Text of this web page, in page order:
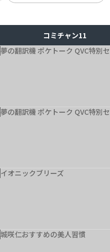
コミチャン11
夢の翻訳機 ポケトーク QVC特別
夢の翻訳機 ポケトーク QVC特別
イオニックブリーズ
城咲仁おすすめの美人習慣